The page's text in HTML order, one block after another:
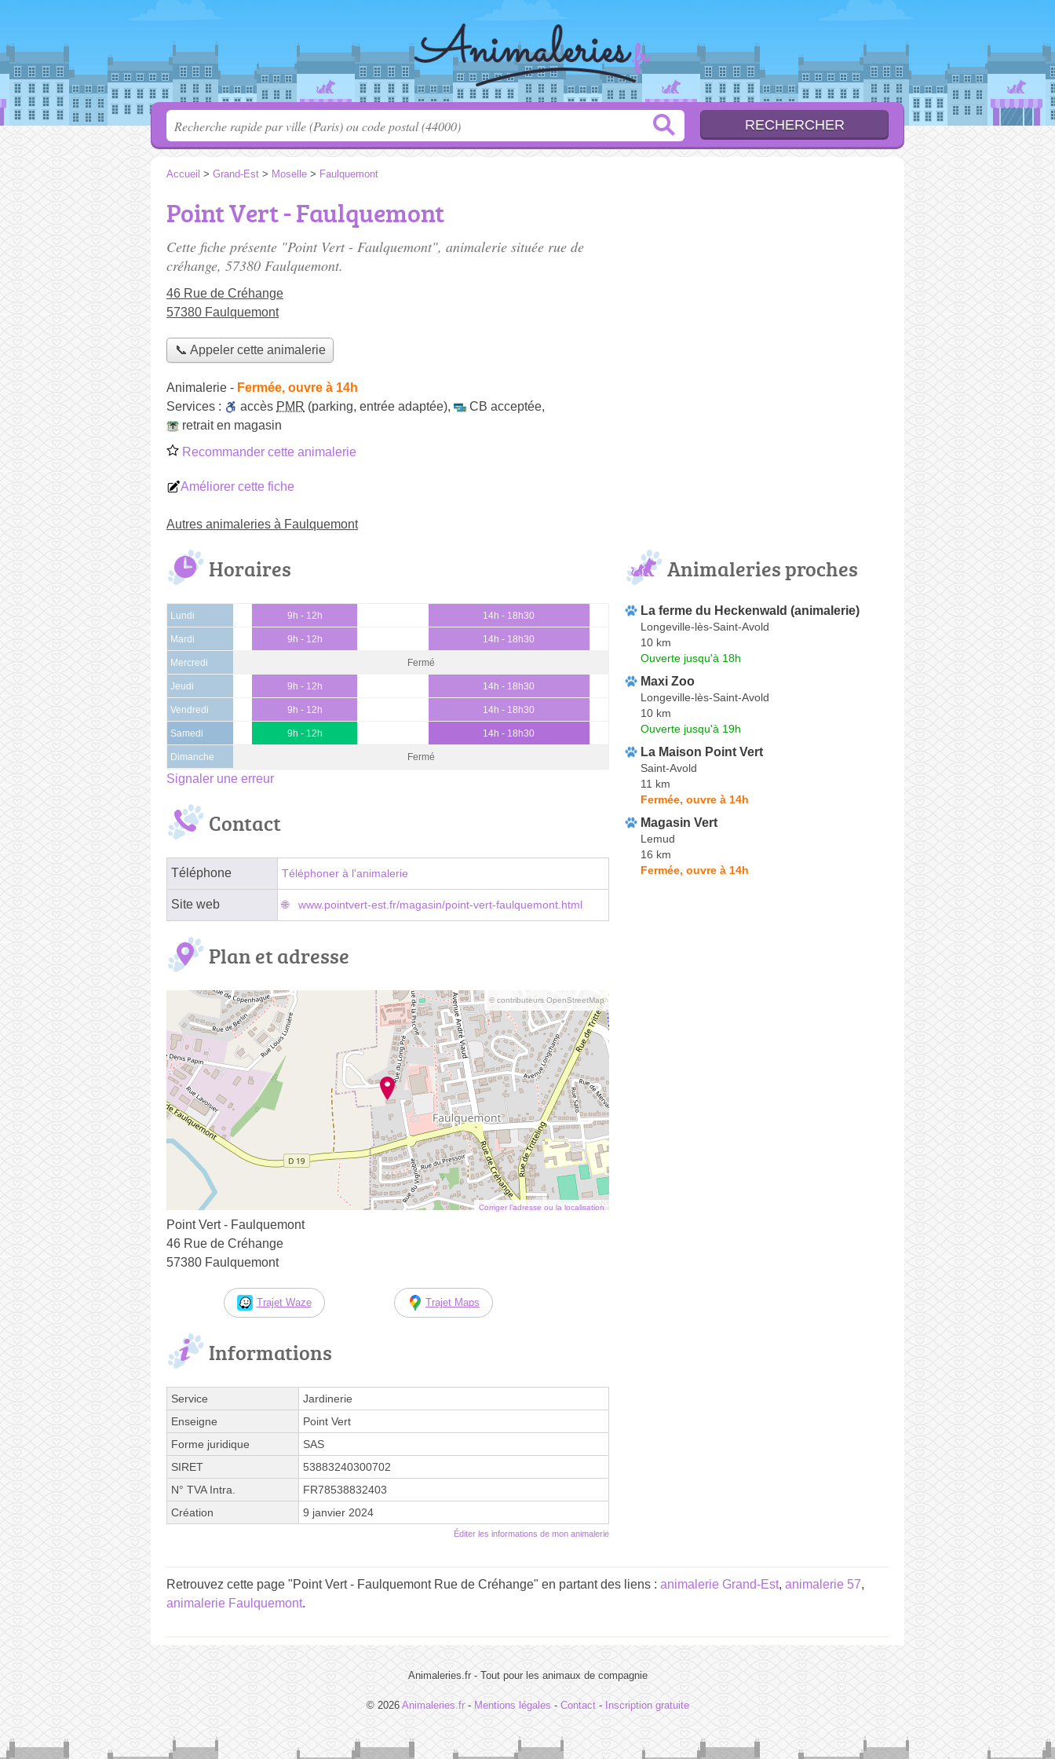
Accueil > Grand-Est > Moselle > Faulquemont
Point Vert - Faulquemont
Cette fiche présente "Point Vert - Faulquemont", animalerie située rue de
créhange, 57380 Faulquemont.
46 Rue de Créhange
57380 Faulquemont
📞 Appeler cette animalerie
Animalerie - Fermée, ouvre à 14h
Services :
accès PMR (parking, entrée adaptée), CB acceptée,
retrait en magasin
Recommander cette animalerie
Améliorer cette fiche
Autres animaleries à Faulquemont
Horaires
Lundi 9h - 12h 14h - 18h30
Mardi 9h - 12h 14h - 18h30
Mercredi Fermé
Jeudi 9h - 12h 14h - 18h30
Vendredi 9h - 12h 14h - 18h30
Samedi 9h - 12h 14h - 18h30
Dimanche Fermé
Signaler une erreur
Contact
Téléphone Téléphoner à l'animalerie
Site web www.pointvert-est.fr/magasin/point-vert-faulquemont.html
Plan et adresse
© contributeurs OpenStreetMap
Corriger l’adresse ou la localisation
Point Vert - Faulquemont
46 Rue de Créhange
57380 Faulquemont
Trajet Waze Trajet Maps
Informations
Service
Jardinerie
Enseigne
Point Vert
Forme juridique
SAS
SIRET
53883240300702
N° TVA Intra.
FR78538832403
Création
9 janvier 2024
Éditer les informations de mon animalerie
Animaleries proches
La ferme du Heckenwald (animalerie)
Longeville-lès-Saint-Avold
10 km
Ouverte jusqu'à 18h
Maxi Zoo
Longeville-lès-Saint-Avold
10 km
Ouverte jusqu'à 19h
La Maison Point Vert
Saint-Avold
11 km
Fermée, ouvre à 14h
Magasin Vert
Lemud
16 km
Fermée, ouvre à 14h
Retrouvez cette page "Point Vert - Faulquemont Rue de Créhange" en partant des liens : animalerie Grand-Est, animalerie 57,
animalerie Faulquemont.
Animaleries.fr - Tout pour les animaux de compagnie
© 2026 Animaleries.fr - Mentions légales - Contact- Inscription gratuite